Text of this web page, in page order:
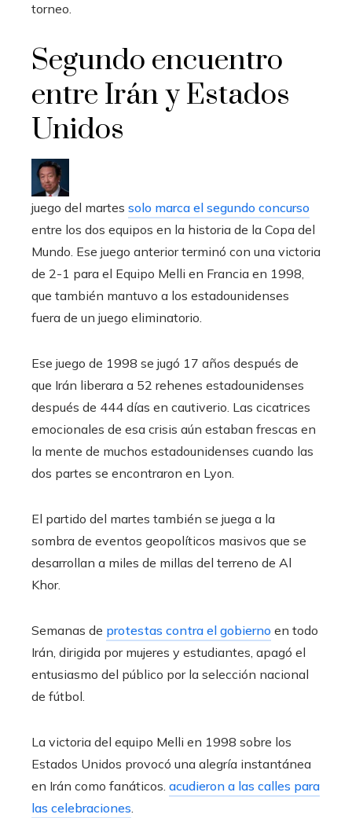
torneo.
Segundo encuentro
entre Irán y Estados
Unidos
juego del martes solo marca el segundo concurso
entre los dos equipos en la historia de la Copa del
Mundo. Ese juego anterior terminó con una victoria
de 2-1 para el Equipo Melli en Francia en 1998,
que también mantuvo a los estadounidenses
fuera de un juego eliminatorio.
Ese juego de 1998 se jugó 17 años después de
que Irán liberara a 52 rehenes estadounidenses
después de 444 días en cautiverio. Las cicatrices
emocionales de esa crisis aún estaban frescas en
la mente de muchos estadounidenses cuando las
dos partes se encontraron en Lyon.
El partido del martes también se juega a la
sombra de eventos geopolíticos masivos que se
desarrollan a miles de millas del terreno de Al
Khor.
Semanas de protestas contra el gobierno en todo
Irán, dirigida por mujeres y estudiantes, apagó el
entusiasmo del público por la selección nacional
de fútbol.
La victoria del equipo Melli en 1998 sobre los
Estados Unidos provocó una alegría instantánea
en Irán como fanáticos. acudieron a las calles para
las celebraciones.